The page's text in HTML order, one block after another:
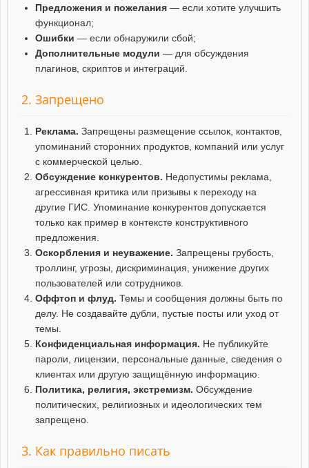
Предложения и пожелания — если хотите улучшить
функционал;
Ошибки — если обнаружили сбой;
Дополнительные модули — для обсуждения
плагинов, скриптов и интеграций.
2. Запрещено
Реклама. Запрещены размещение ссылок, контактов,
упоминаний сторонних продуктов, компаний или услуг
с коммерческой целью.
Обсуждение конкурентов. Недопустимы реклама,
агрессивная критика или призывы к переходу на
другие ГИС. Упоминание конкурентов допускается
только как пример в контексте конструктивного
предложения.
Оскорбления и неуважение. Запрещены грубость,
троллинг, угрозы, дискриминация, унижение других
пользователей или сотрудников.
Оффтоп и флуд. Темы и сообщения должны быть по
делу. Не создавайте дубли, пустые посты или уход от
темы.
Конфиденциальная информация. Не публикуйте
пароли, лицензии, персональные данные, сведения о
клиентах или другую защищённую информацию.
Политика, религия, экстремизм. Обсуждение
политических, религиозных и идеологических тем
запрещено.
3. Как правильно писать